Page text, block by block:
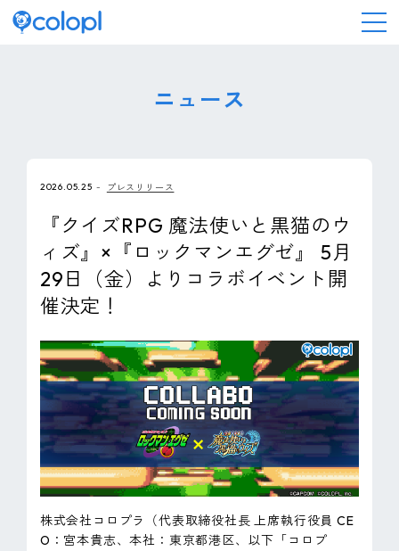
IR情報
採用情報
サステナビリティ
ピンマーク
EN
ニュース
2026.05.25 プレスリリース
『クイズRPG 魔法使いと黒猫のウ
ィズ』×『ロックマンエグゼ』 5月
29日（金）よりコラボイベント開
催決定！
株式会社コロプラ（代表取締役社長 上席執行役員 CE
O：宮本貴志、本社：東京都港区、以下「コロプ